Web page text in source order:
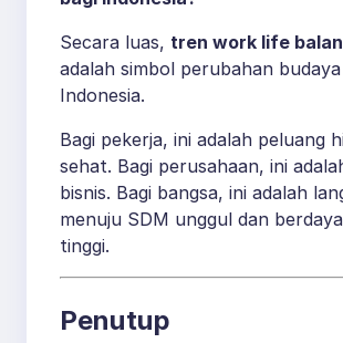
Secara luas, tren work life
adalah simbol perubahan
Indonesia.
Bagi pekerja, ini adalah peluang
sehat. Bagi perusahaan, ini
bisnis. Bagi bangsa, ini adalah
menuju SDM unggul dan
tinggi.
Penutup